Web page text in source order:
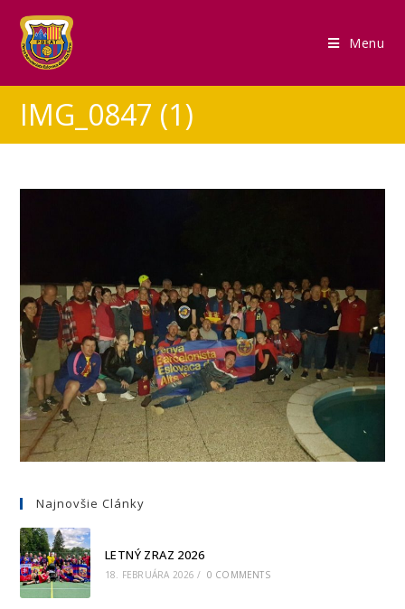
Menu
IMG_0847 (1)
Najnovšie Clánky
LETNÝ ZRAZ 2026
18. FEBRUÁRA 2026 / 0 COMMENTS